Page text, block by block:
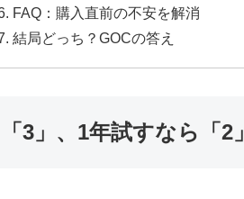
FAQ：購入直前の不安を解消
結局どっち？GOCの答え
3」、1年試すなら「2」